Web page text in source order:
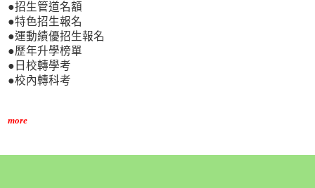
●招生管道名額
●特色招生報名
●運動績優招生報名
●歷年升學榜單
●日校轉學考
●校內轉科考
more